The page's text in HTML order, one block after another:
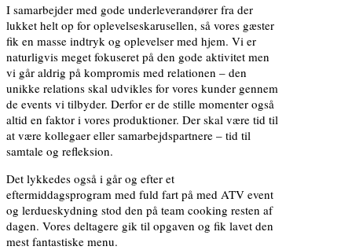
I samarbejder med gode underleverandører fra der
lukket helt op for oplevelseskarusellen, så vores gæster
fik en masse indtryk og oplevelser med hjem. Vi er
naturligvis meget fokuseret på den gode aktivitet men
vi går aldrig på kompromis med relationen – den
unikke relations skal udvikles for vores kunder gennem
de events vi tilbyder. Derfor er de stille momenter også
altid en faktor i vores produktioner. Der skal være tid til
at være kollegaer eller samarbejdspartnere – tid til
samtale og refleksion.
Det lykkedes også i går og efter et
eftermiddagsprogram med fuld fart på med ATV event
og lerdueskydning stod den på team cooking resten af
dagen. Vores deltagere gik til opgaven og fik lavet den
mest fantastiske menu.